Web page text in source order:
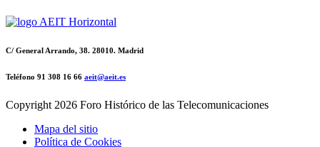
C/ General Arrando, 38. 28010. Madrid
Teléfono 91 308 16 66 aeit@aeit.es
Copyright 2026 Foro Histórico de las Telecomunicaciones
Mapa del sitio
Política de Cookies